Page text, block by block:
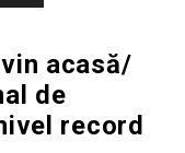
acasă/
de
record